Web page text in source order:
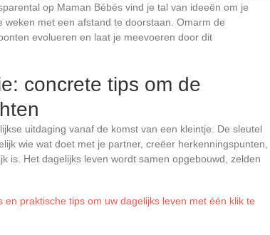
op Maman Bébés vind je tal van ideeën om je
met een afstand te doorstaan. Omarm de
evolueren en laat je meevoeren door dit
concrete tips om de
uitdaging vanaf de komst van een kleintje. De sleutel
wie wat doet met je partner, creëer herkenningspunten,
is. Het dagelijks leven wordt samen opgebouwd, zelden
en praktische tips om uw dagelijks leven met één klik te